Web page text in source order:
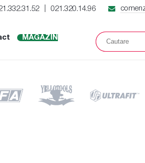
021.320.14.96
MAGAZIN